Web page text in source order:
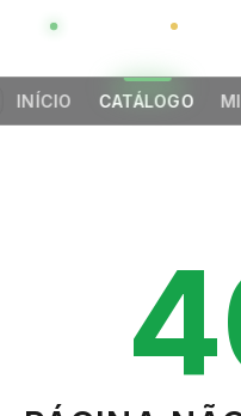
GLOBAL
INÍCIO CATÁLOGO